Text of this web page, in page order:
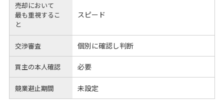
売却において
最も重視するこ
と
スピード
交渉審査 個別に確認し判断
買主の本人確認 必要
競業避止期間 未設定